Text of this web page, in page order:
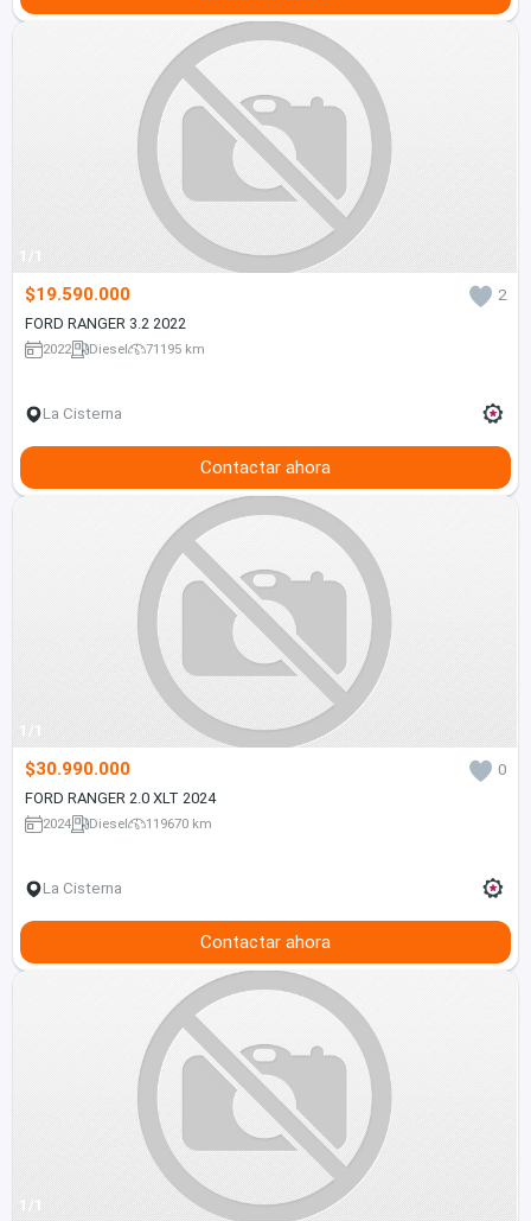
1/1
$19.590.000
2
FORD RANGER 3.2 2022
2022 Diesel 71195 km
La Cisterna
Contactar ahora
1/1
$30.990.000
0
FORD RANGER 2.0 XLT 2024
2024 Diesel 119670 km
La Cisterna
Contactar ahora
1/1